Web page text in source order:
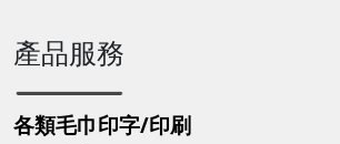
產品服務
各類毛巾印字/印刷